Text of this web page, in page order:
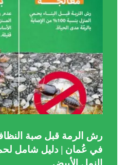
رش الرمة قبل صبة
في عُمان | دليل شامل